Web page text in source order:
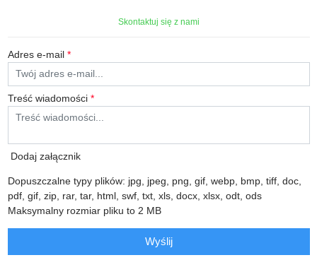
Skontaktuj się z nami
Adres e-mail *
Treść wiadomości *
Dodaj załącznik
Dopuszczalne typy plików: jpg, jpeg, png, gif, webp, bmp, tiff, doc,
pdf, gif, zip, rar, tar, html, swf, txt, xls, docx, xlsx, odt, ods
Maksymalny rozmiar pliku to 2 MB
Wyślij